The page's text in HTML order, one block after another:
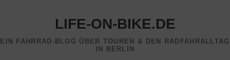
LIFE-ON-BIKE.DE
EIN FAHRRAD-BLOG ÜBER TOUREN & DEN RADFAHRALLTAG
IN BERLIN